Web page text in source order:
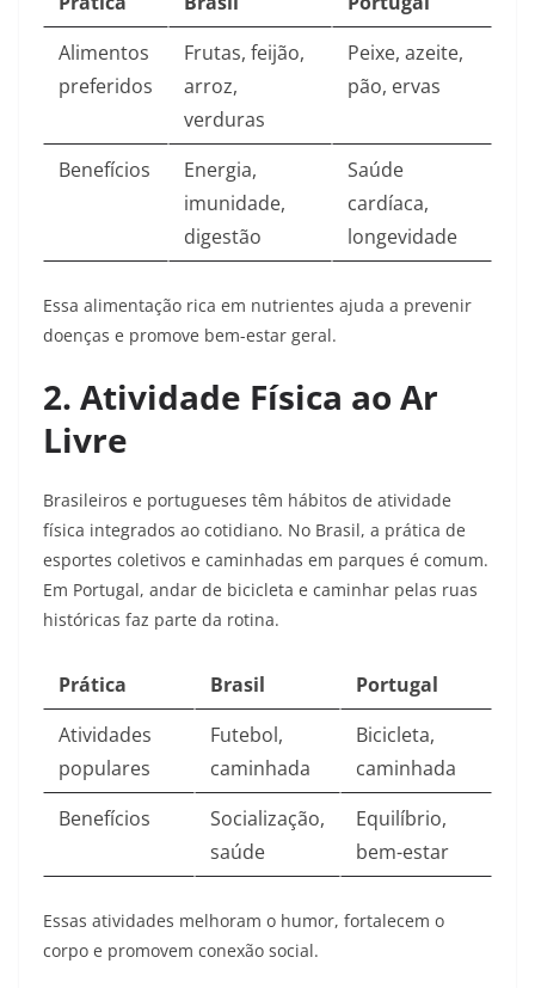
Alimentos
preferidos
Frutas, feijão,
arroz,
verduras
Peixe, azeite,
pão, ervas
Benefícios
Energia,
imunidade,
digestão
Saúde
cardíaca,
longevidade
Essa alimentação rica em nutrientes ajuda a prevenir
doenças e promove bem-estar geral.​
2. Atividade Física ao Ar
Livre
Brasileiros e portugueses têm hábitos de atividade
física integrados ao cotidiano. No Brasil, a prática de
esportes coletivos e caminhadas em parques é comum.
Em Portugal, andar de bicicleta e caminhar pelas ruas
históricas faz parte da rotina.
Prática Brasil
Portugal
Atividades
populares
Futebol,
caminhada
Bicicleta,
caminhada
Benefícios
Socialização,
saúde
Equilíbrio,
bem-estar
Essas atividades melhoram o humor, fortalecem o
corpo e promovem conexão social.​